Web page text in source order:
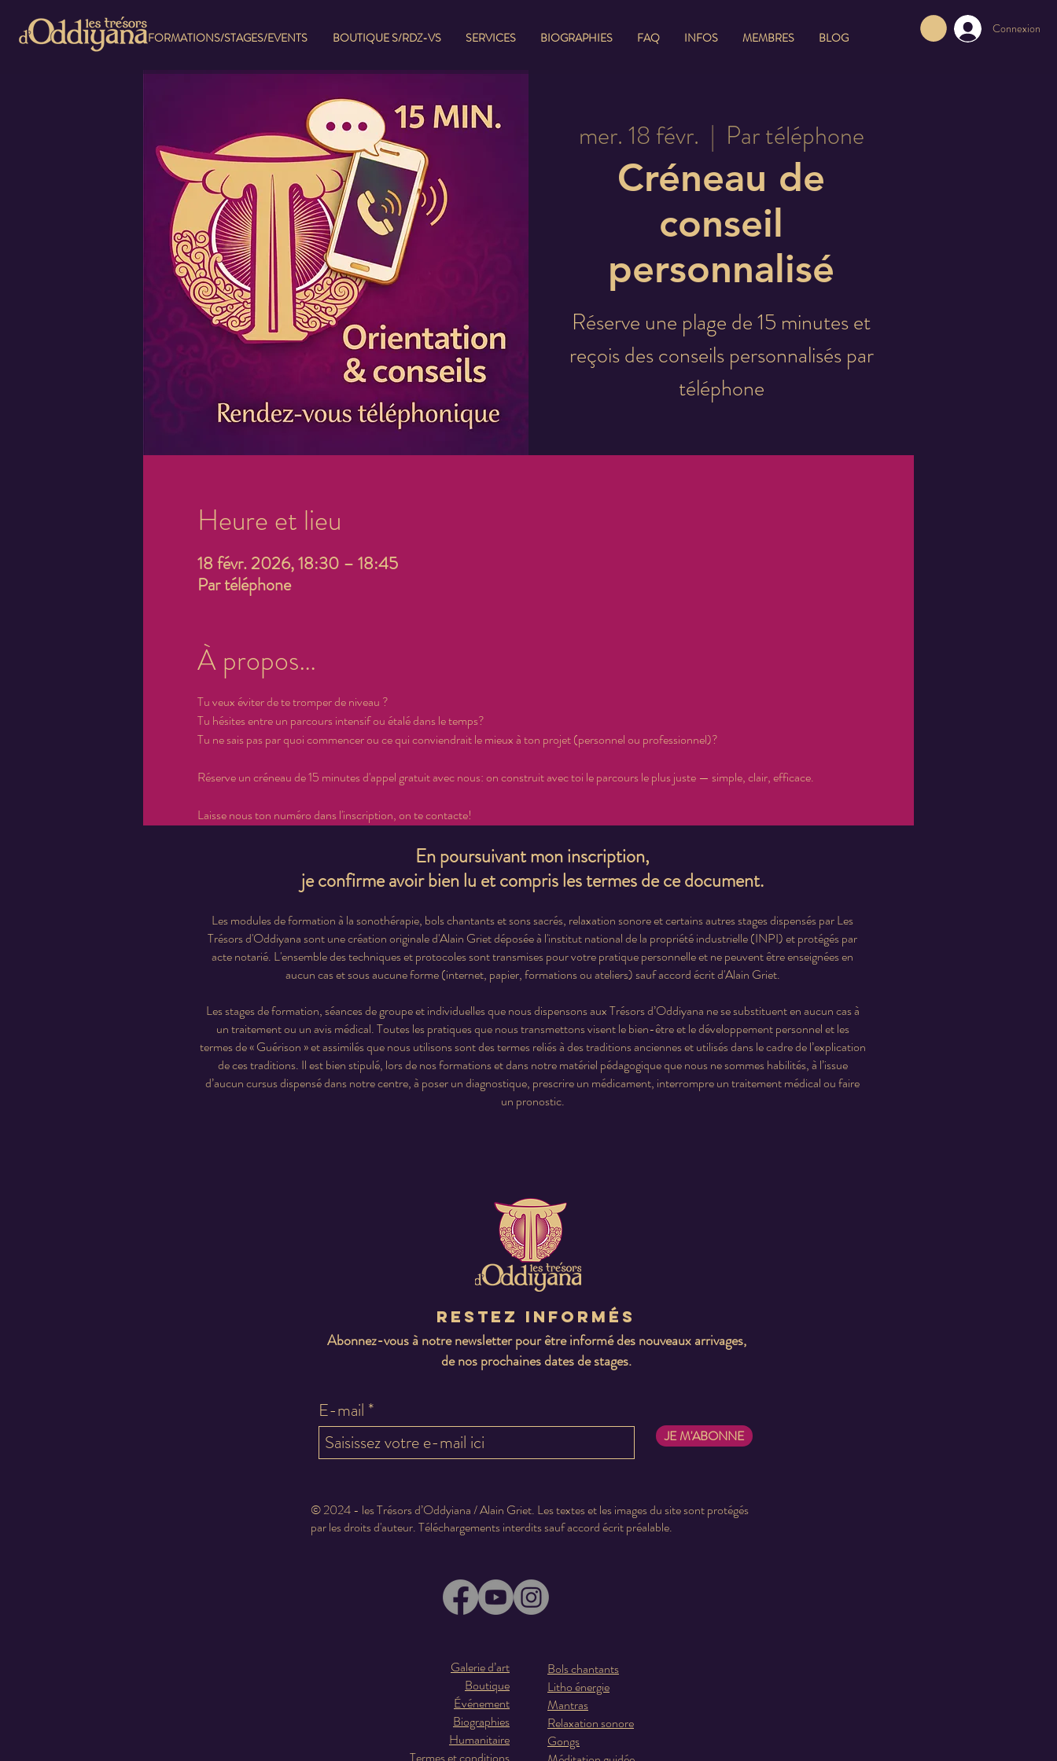
FORMATIONS/STAGES/EVENTS BOUTIQUE S/RDZ-VS SERVICES BIOGRAPHIES FAQ INFOS MEMBRES BLOG
Connexion
mer. 18 févr.
  |
Par téléphone
Créneau de
conseil
personnalisé
Réserve une plage de 15 minutes et
reçois des conseils personnalisés par
téléphone
Heure et lieu
18 févr. 2026, 18:30 – 18:45
Par téléphone
À propos…
Tu veux éviter de te tromper de niveau ?
Tu hésites entre un parcours intensif ou étalé dans le temps?
Tu ne sais pas par quoi commencer ou ce qui conviendrait le mieux à ton projet (personnel ou professionnel)?
Réserve un créneau de 15 minutes d'appel gratuit avec nous: on construit avec toi le parcours le plus juste — simple, clair, efficace.
Laisse nous ton numéro dans l'inscription, on te contacte!
En poursuivant mon inscription,
je confirme avoir bien lu et compris les termes de ce document.
Les modules de formation à la sonothérapie, bols chantants et sons sacrés, relaxation sonore et certains autres stages dispensés par Les
Trésors d'Oddiyana sont une création originale d'Alain Griet déposée à l'institut national de la propriété industrielle (INPI) et protégés par
acte notarié. L'ensemble des techniques et protocoles sont transmises pour votre pratique personnelle et ne peuvent être enseignées en
aucun cas et sous aucune forme (internet, papier, formations ou ateliers) sauf accord écrit d'Alain Griet.
Les stages de formation, séances de groupe et individuelles que nous dispensons aux Trésors d’Oddiyana ne se substituent en aucun cas à
un traitement ou un avis médical. Toutes les pratiques que nous transmettons visent le bien-être et le développement personnel et les
termes de « Guérison » et assimilés que nous utilisons sont des termes reliés à des traditions anciennes et utilisés dans le cadre de l’explication
de ces traditions. Il est bien stipulé, lors de nos formations et dans notre matériel pédagogique que nous ne sommes habilités, à l’issue
d’aucun cursus dispensé dans notre centre, à poser un diagnostique, prescrire un médicament, interrompre un traitement médical ou faire
un pronostic.
Restez informés
Abonnez-vous à notre newsletter pour être informé des nouveaux arrivages,
de nos prochaines dates de stages.
E-mail
JE M'ABONNE
© 2024 - les Trésors d’Oddyiana / Alain Griet. Les textes et les images du site sont protégés
par les droits d'auteur. Téléchargements interdits sauf accord écrit préalable.
Galerie d’art
Boutique
Événement
Biographies
Humanitaire
Termes et conditions
Bols chantants
Litho énergie
Mantras
Relaxation sonore
Gongs